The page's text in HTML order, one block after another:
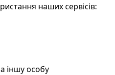
наших сервісів:
іншу особу